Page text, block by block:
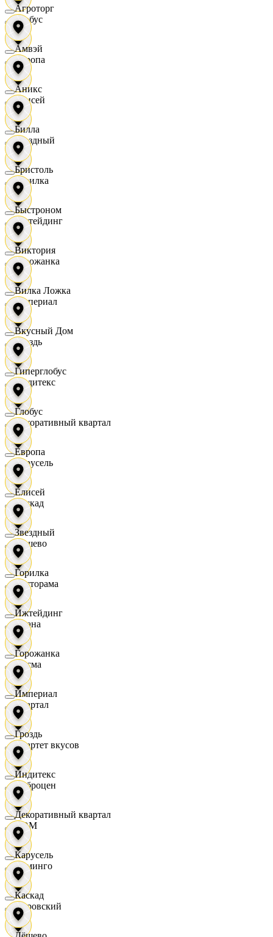
Глобус
Европа
Елисей
Звездный
Горилка
Ижтейдинг
Горожанка
Империал
Гроздь
Индитекс
Декоративный квартал
Карусель
Каскад
Дёшево
Касторама
Диана
Дисма
Квартал
Квартет вкусов
Доброцен
ДОМ
Доминго
Кировский
Агроторг
Амвэй
Аникс
Билла
Бристоль
Быстроном
Виктория
Вилка Ложка
Вкусный Дом
Гиперглобус
Глобус
Европа
Елисей
Звездный
Горилка
Ижтейдинг
Горожанка
Империал
Гроздь
Индитекс
Декоративный квартал
Карусель
Каскад